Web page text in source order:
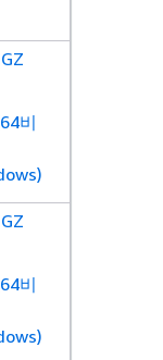
비
비